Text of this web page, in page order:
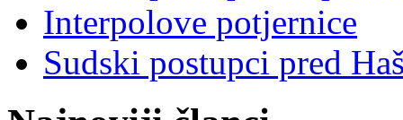
Interpolove potjernice
Sudski postupci pred